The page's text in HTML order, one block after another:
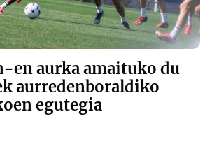
en aurka amaituko du
aurredenboraldiko
egutegia